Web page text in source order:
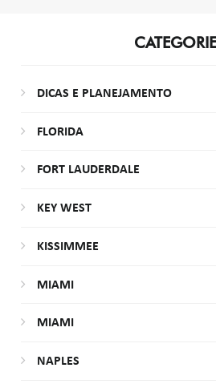
DICAS E PLANEJAMENTO
FLORIDA
FORT LAUDERDALE
KEY WEST
KISSIMMEE
MIAMI
MIAMI
NAPLES